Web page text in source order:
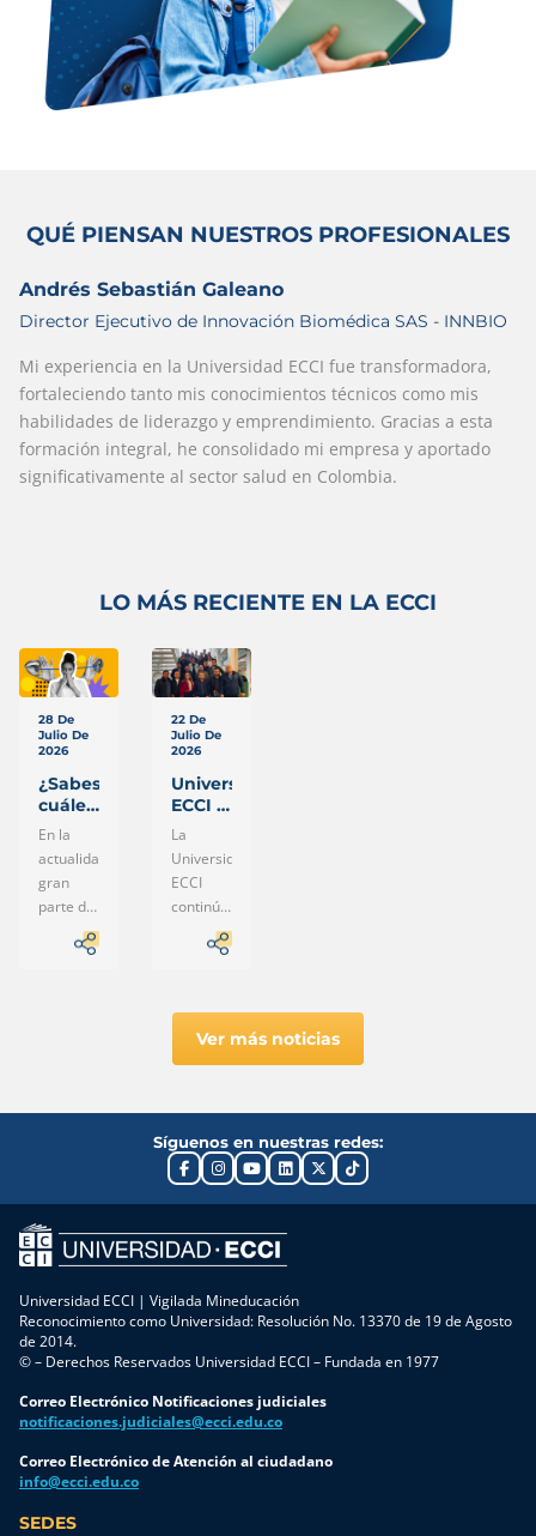
QUÉ PIENSAN NUESTROS PROFESIONALES
Andrés Sebastián Galeano
Director Ejecutivo de Innovación Biomédica SAS - INNBIO
Mi experiencia en la Universidad ECCI fue transformadora,
fortaleciendo tanto mis conocimientos técnicos como mis
habilidades de liderazgo y emprendimiento. Gracias a esta
formación integral, he consolidado mi empresa y aportado
significativamente al sector salud en Colombia.
LO MÁS RECIENTE EN LA ECCI
28 De
Julio De
2026
¿Sabes
cuáles
son los
canales
oficiales
de la
Universidad
ECCI?
En la
actualidad,
gran
parte de
información
mensajería.
Sin
embargo,
no toda
la
información
que
en
internet
proviene
de
oficiales,
22 De
Julio De
2026
Universidad
ECCI y
CasaToro
fortalecen
el
liderazgo
en el
sector
automotriz
La
Universidad
ECCI
continúa
consolidándose
como un
sector
programas
de
a la
medida
de las
necesidades
En esta
en
alianza
con Casa
Ver más noticias
Síguenos en nuestras redes:
Universidad ECCI | Vigilada Mineducación
Reconocimiento como Universidad: Resolución No. 13370 de 19 de Agosto
de 2014.
© – Derechos Reservados Universidad ECCI – Fundada en 1977
Correo Electrónico Notificaciones judiciales
notificaciones.judiciales@ecci.edu.co
Correo Electrónico de Atención al ciudadano
info@ecci.edu.co
SEDES